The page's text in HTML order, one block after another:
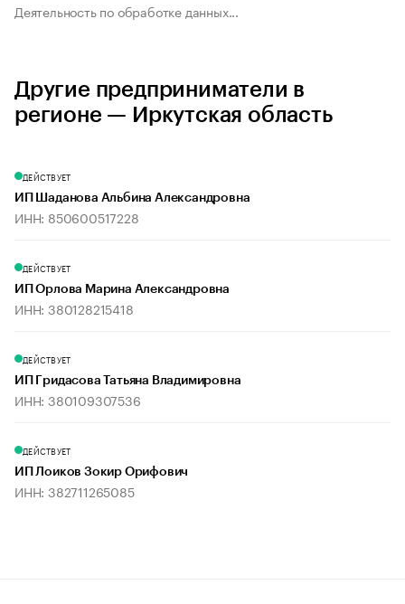
Деятельность по обработке данных...
Другие предприниматели в
регионе — Иркутская область
ДЕЙСТВУЕТ
ИП Шаданова Альбина Александровна
ИНН: 850600517228
ДЕЙСТВУЕТ
ИП Орлова Марина Александровна
ИНН: 380128215418
ДЕЙСТВУЕТ
ИП Гридасова Татьяна Владимировна
ИНН: 380109307536
ДЕЙСТВУЕТ
ИП Лоиков Зокир Орифович
ИНН: 382711265085